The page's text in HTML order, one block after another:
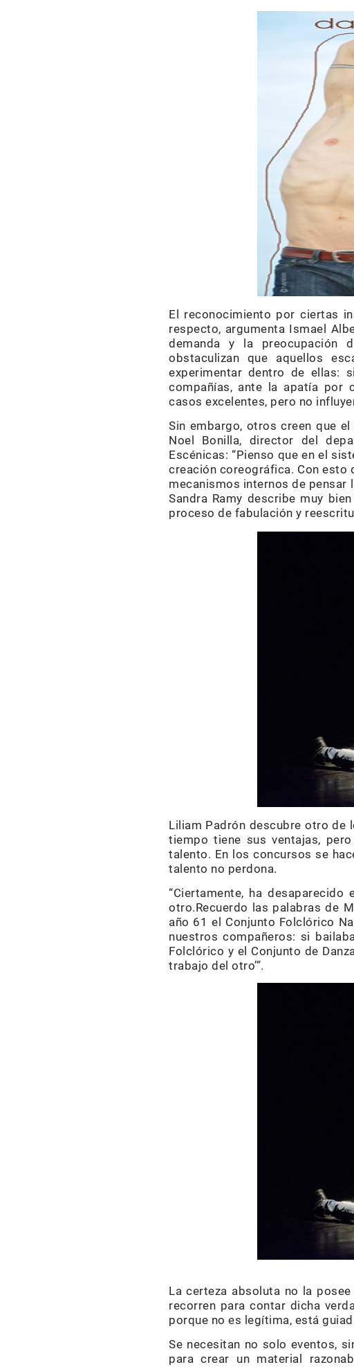
El reconocimiento por ciertas
respecto, argumenta Ismael
demanda y la preocupación
obstaculizan que aquellos
experimentar dentro de ellas:
compañías, ante la apatía por
casos excelentes, pero no
Sin embargo, otros creen que
Noel Bonilla, director del
Escénicas: “Pienso que en el
creación coreográfica. Con esto
mecanismos internos de pensar
Sandra Ramy describe muy
proceso de fabulación y
Liliam Padrón descubre otro de
tiempo tiene sus ventajas,
talento. En los concursos se
talento no perdona.
“Ciertamente, ha
otro.Recuerdo las palabras de
año 61 el Conjunto Folclórico
nuestros compañeros: si
Folclórico y el Conjunto de
trabajo del otro’”.
La certeza absoluta no la
recorren para contar dicha
porque no es legítima, está
Se necesitan no solo eventos,
para crear un material